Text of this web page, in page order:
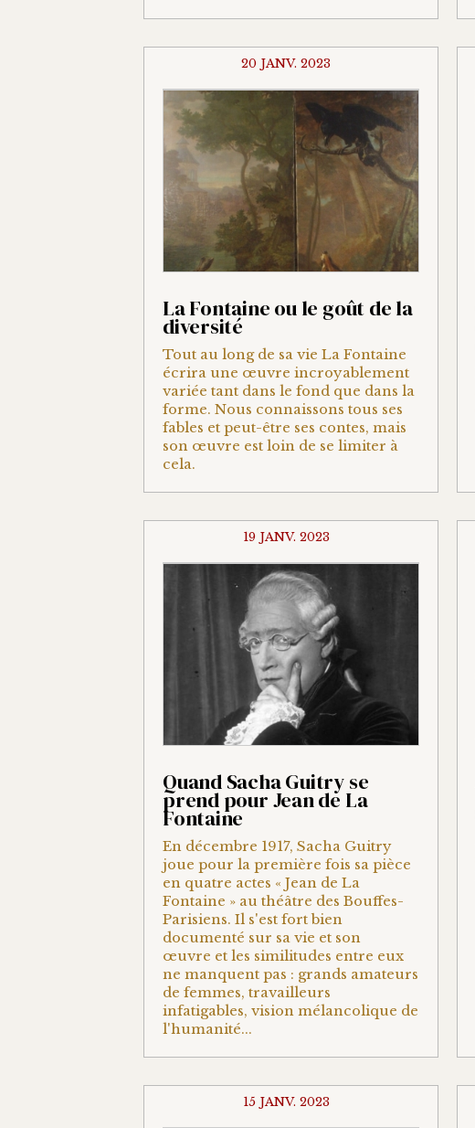
20 JANV. 2023
La Fontaine ou le goût de la
diversité
Tout au long de sa vie La Fontaine
écrira une œuvre incroyablement
variée tant dans le fond que dans la
forme. Nous connaissons tous ses
fables et peut-être ses contes, mais
son œuvre est loin de se limiter à
cela.
19 JANV. 2023
Quand Sacha Guitry se
prend pour Jean de La
Fontaine
En décembre 1917, Sacha Guitry
joue pour la première fois sa pièce
en quatre actes « Jean de La
Fontaine » au théâtre des Bouffes-
Parisiens. Il s'est fort bien
documenté sur sa vie et son
œuvre et les similitudes entre eux
ne manquent pas : grands amateurs
de femmes, travailleurs
infatigables, vision mélancolique de
l'humanité...
15 JANV. 2023